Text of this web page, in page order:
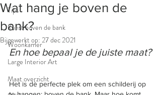
Tips
Kunst boven de bank
Woonkamer
Large Interior Art
Maat overzicht
Wat hang je boven de
bank?
Bijgewerkt op: 27 dec 2021
En hoe bepaal je de juiste maat?
Het is dè perfecte plek om een schilderij op